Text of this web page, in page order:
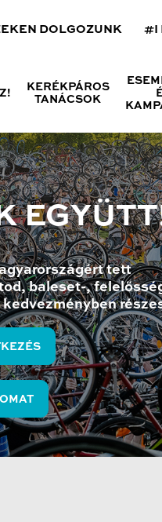
DOLGOZUNK #I
KERÉKPÁROS
TANÁCSOK
tett
baleset-,